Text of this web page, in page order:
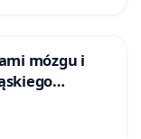
mózgu i